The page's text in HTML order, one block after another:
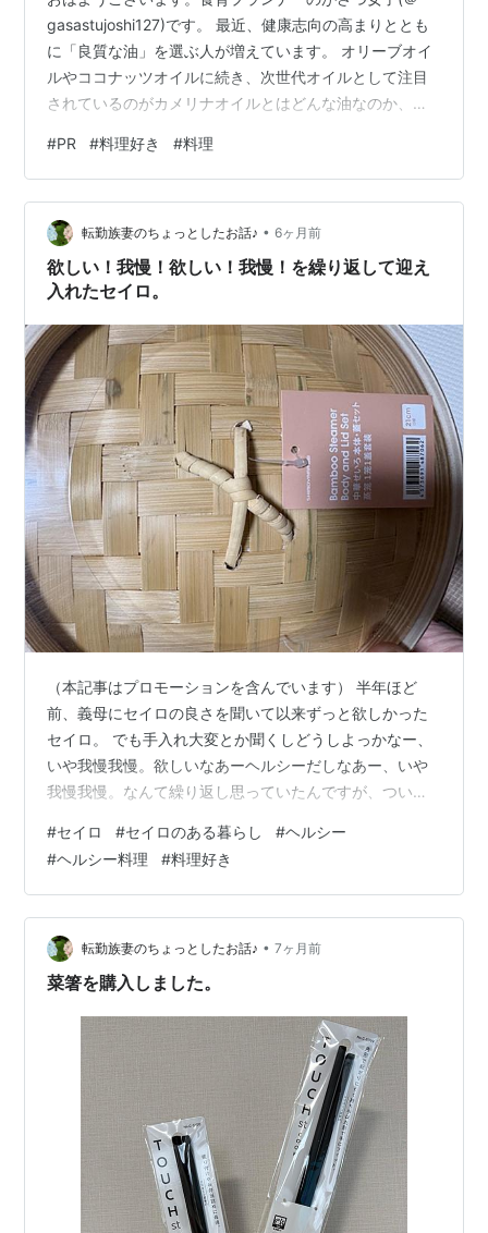
gasastujoshi127)です。 最近、健康志向の高まりととも
に「良質な油」を選ぶ人が増えています。 オリーブオイ
ルやココナッツオイルに続き、次世代オイルとして注目
されているのがカメリナオイルとはどんな油なのか、気
では、カメリナオイルとはどんな特徴を持つ油なのか、
その効果や使い方、実際に使ってみた感想まで詳しく紹
介します。 購入を検討している方や、健康・美容に役立
つ油を探している方に役立つ内容です。 次世代のオイル
として話題「カメリナオイル」 「カメリナオイル」と
は？ 特徴①：健康におす…
#PR #料理好き #料理
転勤族妻のちょっとしたお話♪ • 6ヶ月前
欲しい！我慢！欲しい！我慢！を繰り返して迎え
入れたセイロ。
（本記事はプロモーションを含んでいます） 半年ほど
前、義母にセイロの良さを聞いて以来ずっと欲しかった
セイロ。 でも手入れ大変とか聞くしどうしよっかなー、
いや我慢我慢。欲しいなあーヘルシーだしなあー、いや
我慢我慢。なんて繰り返し思っていたんですが、ついに
ん。 ヘルシー。めちゃめちゃヘルシー。 お肉は脂落ちる
し、野菜は美味しい。仕上がりがふわっふわな感じ。 ポ
ン酢をかけるだけで超ごちそう。 そして、思っていたほ
どは手入れは難しくなかった。 調理後すぐ洗う(洗剤は使
わない)、良く乾かすって感じかな。 全然手間じゃなかっ
た。 買ってよかった。 夫…
#セイロ #セイロのある暮らし #ヘルシー
#ヘルシー料理 #料理好き
転勤族妻のちょっとしたお話♪ • 7ヶ月前
菜箸を購入しました。